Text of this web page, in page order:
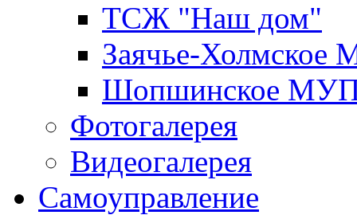
ТСЖ "Наш дом"
Заячье-
Шопшинское
Фотогалерея
Видеогалерея
Самоуправление